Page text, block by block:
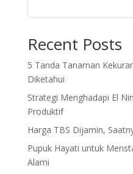
Recent Posts
5 Tanda Tanaman
Diketahui
Strategi Menghadapi El
Produktif
Harga TBS Dijamin,
Pupuk Hayati untuk
Alami